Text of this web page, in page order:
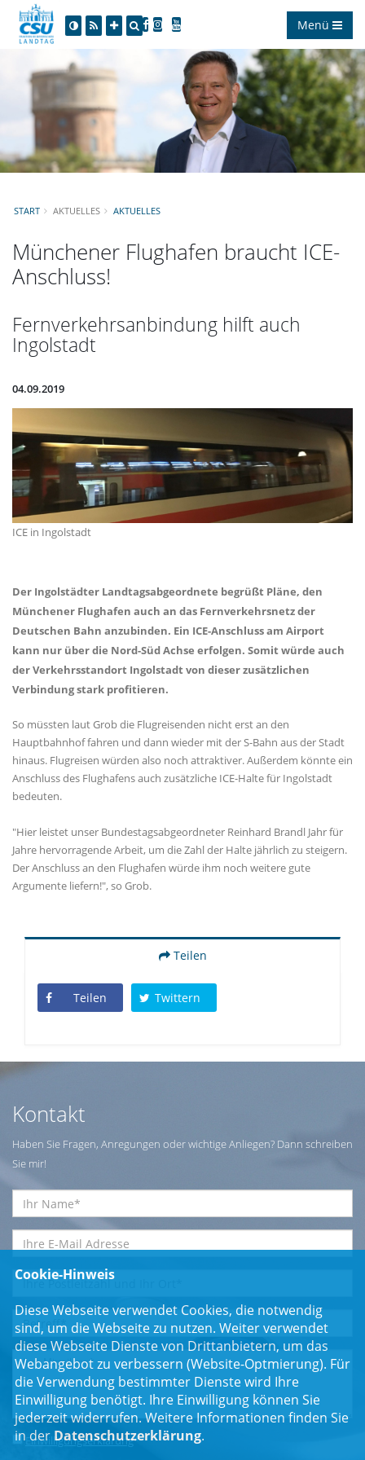
Menü
START AKTUELLES AKTUELLES
Münchener Flughafen braucht ICE-
Anschluss!
Fernverkehrsanbindung hilft auch
Ingolstadt
04.09.2019
ICE in Ingolstadt
Der Ingolstädter Landtagsabgeordnete begrüßt Pläne, den
Münchener Flughafen auch an das Fernverkehrsnetz der
Deutschen Bahn anzubinden. Ein ICE-Anschluss am Airport
kann nur über die Nord-Süd Achse erfolgen. Somit würde auch
der Verkehrsstandort Ingolstadt von dieser zusätzlichen
Verbindung stark profitieren.
So müssten laut Grob die Flugreisenden nicht erst an den
Hauptbahnhof fahren und dann wieder mit der S-Bahn aus der Stadt
hinaus. Flugreisen würden also noch attraktiver. Außerdem könnte ein
Anschluss des Flughafens auch zusätzliche ICE-Halte für Ingolstadt
bedeuten.
"Hier leistet unser Bundestagsabgeordneter Reinhard Brandl Jahr für
Jahre hervorragende Arbeit, um die Zahl der Halte jährlich zu steigern.
Der Anschluss an den Flughafen würde ihm noch weitere gute
Argumente liefern!", so Grob.
Teilen
Teilen Twittern
Kontakt
Haben Sie Fragen, Anregungen oder wichtige Anliegen? Dann schreiben
Sie mir!
Einwilligungserklärung*
Cookie-Hinweis
Diese Webseite verwendet Cookies, die notwendig
sind, um die Webseite zu nutzen. Weiter verwendet
diese Webseite Dienste von Drittanbietern, um das
Webangebot zu verbessern (Website-Optmierung). Für
die Verwendung bestimmter Dienste wird Ihre
Einwilligung benötigt. Ihre Einwilligung können Sie
jederzeit widerrufen. Weitere Informationen finden Sie
in der Datenschutzerklärung.